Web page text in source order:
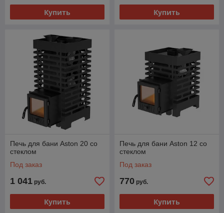
Купить Купить
Печь для бани Aston 20 со
стеклом
Под заказ
1 041 руб.
Купить
Печь для бани Aston 12 со
стеклом
Под заказ
770 руб.
Купить